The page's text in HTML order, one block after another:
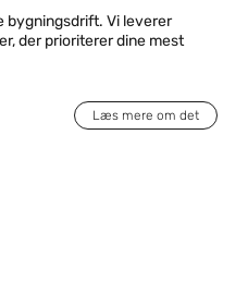
bygningsdrift. Vi leverer
der prioriterer dine mest
Læs mere om det